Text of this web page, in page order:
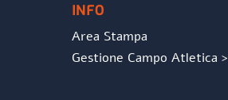
INFO
Area Stampa
Gestione Campo Atletica >